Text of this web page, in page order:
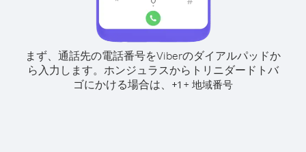
まず、通話先の電話番号をViberのダイアルパッドか
ら入力します。 ホンジュラスからトリニダードトバ
ゴにかける場合は、 +1 + 地域番号